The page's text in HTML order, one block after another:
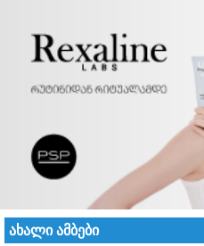
ახალი ამბები